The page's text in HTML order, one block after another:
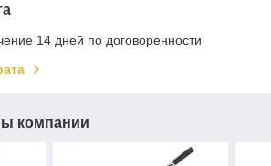
14 дней по договоренности
компании